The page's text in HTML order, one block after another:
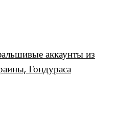
аккаунты из
Гондураса